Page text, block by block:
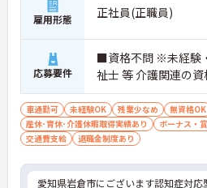
ャリアを描ける職場です】
・時短勤務からフルタイム、さらには
テップアップまで、ライフステージ
方を選択できます。
・清潔感があれば髪色やネイルなども
おり、自分らしいスタイルを大切にで
す。
雇用形態 正社員(正職員)
応募要件
■資格不問 ※未経験
祉士 等 介護関連の
車通勤可 未経験OK 残業少なめ 無資格OK
産休･育休･介護休暇取得実績あり
ボーナス・
交通費支給
退職金制度あり
愛知県岩倉市にございます認知症対応